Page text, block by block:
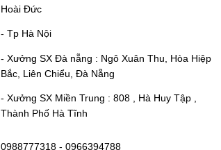
Hoài Đức
- Tp Hà Nội
- Xưởng SX Đà nẵng : Ngô Xuân Thu, Hòa Hiệp
Bắc, Liên Chiểu, Đà Nẵng
- Xưởng SX Miền Trung : 808 , Hà Huy Tập ,
Thành Phố Hà Tĩnh
0988777318 - 0966394788